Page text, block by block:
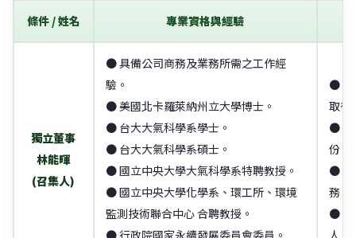
條件 / 姓名 專業資格與經驗
獨立董事
林能暉
(召集人)
● 具備公司商務及業務所需之工作經
驗。
● 美國北卡羅萊納州立大學博士。
● 台大大氣科學系學士。
● 台大大氣科學系碩士。
● 國立中央大學大氣科學系特聘教授。
● 國立中央大學化學系、環工所、環境
監測技術聯合中心 合聘教授。
● 最
取得
● 本
份。
● 本
務。
● 未